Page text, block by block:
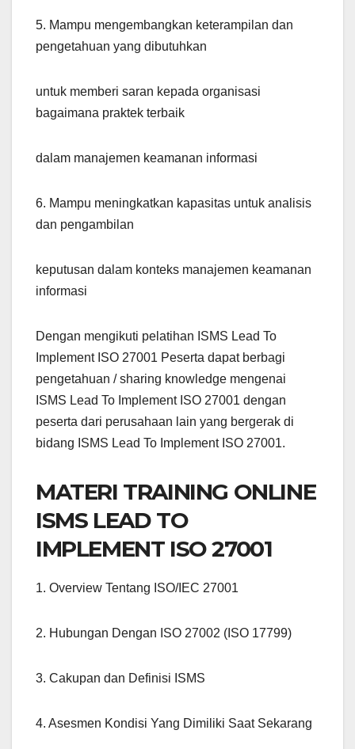
5. Mampu mengembangkan keterampilan dan
pengetahuan yang dibutuhkan
untuk memberi saran kepada organisasi
bagaimana praktek terbaik
dalam manajemen keamanan informasi
6. Mampu meningkatkan kapasitas untuk analisis
dan pengambilan
keputusan dalam konteks manajemen keamanan
informasi
Dengan mengikuti pelatihan ISMS Lead To
Implement ISO 27001 Peserta dapat berbagi
pengetahuan / sharing knowledge mengenai
ISMS Lead To Implement ISO 27001 dengan
peserta dari perusahaan lain yang bergerak di
bidang ISMS Lead To Implement ISO 27001.
MATERI TRAINING ONLINE
ISMS LEAD TO
IMPLEMENT ISO 27001
1. Overview Tentang ISO/IEC 27001
2. Hubungan Dengan ISO 27002 (ISO 17799)
3. Cakupan dan Definisi ISMS
4. Asesmen Kondisi Yang Dimiliki Saat Sekarang